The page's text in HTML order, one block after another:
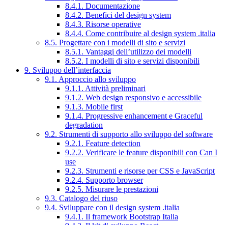
8.4.1. Documentazione
8.4.2. Benefici del design system
8.4.3. Risorse operative
8.4.4. Come contribuire al design system .italia
8.5. Progettare con i modelli di sito e servizi
8.5.1. Vantaggi dell’utilizzo dei modelli
8.5.2. I modelli di sito e servizi disponibili
9. Sviluppo dell’interfaccia
9.1. Approccio allo sviluppo
9.1.1. Attività preliminari
9.1.2. Web design responsivo e accessibile
9.1.3. Mobile first
9.1.4. Progressive enhancement e Graceful
degradation
9.2. Strumenti di supporto allo sviluppo del software
9.2.1. Feature detection
9.2.2. Verificare le feature disponibili con Can I
use
9.2.3. Strumenti e risorse per CSS e JavaScript
9.2.4. Supporto browser
9.2.5. Misurare le prestazioni
9.3. Catalogo del riuso
9.4. Sviluppare con il design system .italia
9.4.1. Il framework Bootstrap Italia